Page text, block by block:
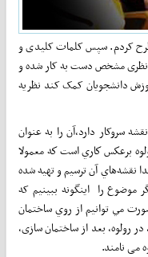
کردم. سپس کلمات کلیدی و
نظری مشخص دست به کار شده و
کردم و توانست مرا در امر آموزش دانشجویان کمک کند نظریه
سروکار دارد،آن را به عنوان
برعكس كاري است كه معمولا
نقشه‌هاي آن ترسیم و تهيه شده
موضوع را اینگونه ببینیم که
مي توانیم از روي ساختمان
رولوه، بعد از ساختمان سازی،
می نامند.